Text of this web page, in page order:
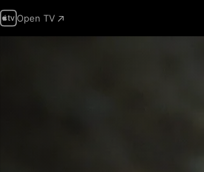
Open TV